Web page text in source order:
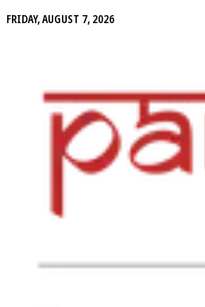
FRIDAY, AUGUST 7, 2026